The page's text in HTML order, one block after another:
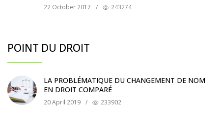
22 October 2017 / 243274
POINT DU DROIT
LA PROBLÉMATIQUE DU CHANGEMENT DE NOM
EN DROIT COMPARÉ
20 April 2019 / 233902